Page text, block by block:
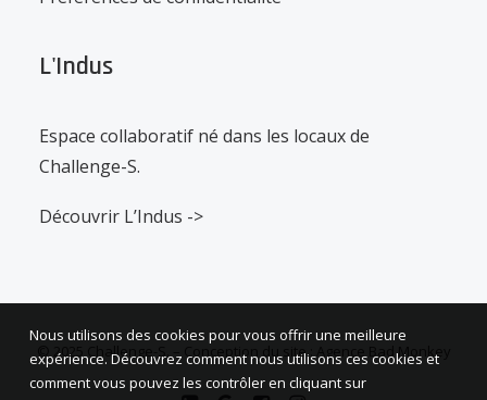
L'Indus
Espace collaboratif né dans les locaux de
Challenge-S.
Découvrir L’Indus ->
© 2025 Challenge-S. – Conception du site : Agence Bad Monkey
Nous utilisons des cookies pour vous offrir une meilleure
expérience. Découvrez comment nous utilisons ces cookies et
comment vous pouvez les contrôler en cliquant sur